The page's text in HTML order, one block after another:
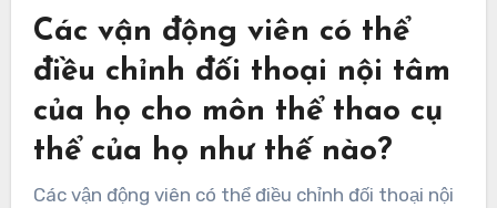
Các vận động viên có thể
điều chỉnh đối thoại nội tâm
của họ cho môn thể thao cụ
thể của họ như thế nào?
Các vận động viên có thể điều chỉnh đối thoại nội